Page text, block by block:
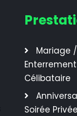
Mariage /
Célibataire
Soirée Privée